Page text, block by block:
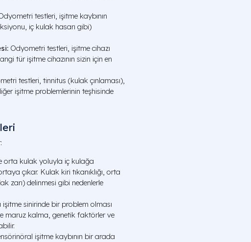
testleri, işitme kaybının
iç kulak hasarı gibi)
Odyometri testleri, işitme cihazı
tür işitme cihazının sizin için en
testleri, tinnitus (kulak çınlaması),
işitme problemlerinin teşhisinde
orta kulak yoluyla iç kulağa
çıkar. Kulak kiri tıkanıklığı, orta
zarı) delinmesi gibi nedenlerle
sinirinde bir problem olması
maruz kalma, genetik faktörler ve
işitme kaybının bir arada